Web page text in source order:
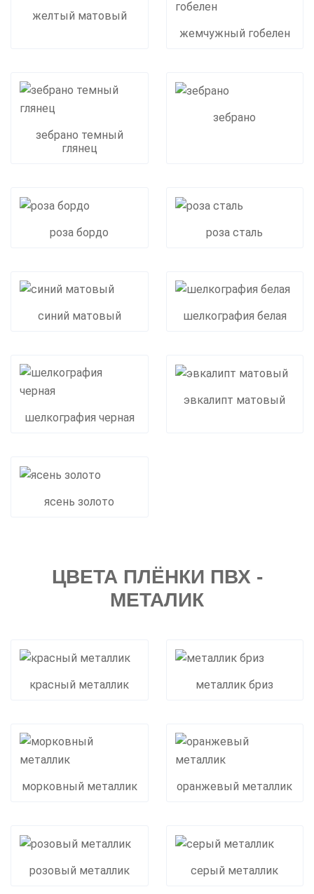
желтый матовый
жемчужный гобелен
зебрано темный
глянец
зебрано
роза бордо роза сталь
синий матовый шелкография белая
шелкография черная
эвкалипт матовый
ясень золото
ЦВЕТА ПЛЁНКИ ПВХ -
МЕТАЛИК
красный металлик металлик бриз
морковный металлик оранжевый металлик
розовый металлик серый металлик